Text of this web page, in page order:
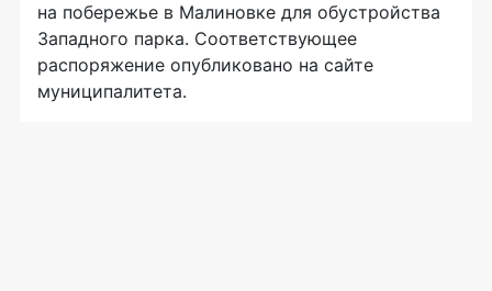
на побережье в Малиновке для обустройства
Западного парка. Соответствующее
распоряжение опубликовано на сайте
муниципалитета.